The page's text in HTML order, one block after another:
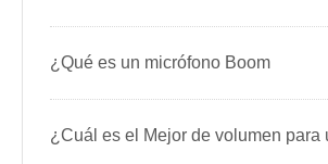
¿Qué es un micrófono Boom
¿Cuál es el Mejor de volumen para